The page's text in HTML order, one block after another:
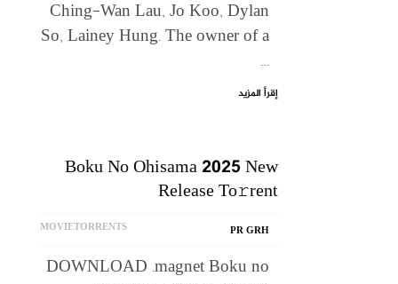
Ching-Wan Lau, Jo Koo, Dylan
So, Lainey Hung. The owner of a
…
إقرأ المزيد
Boku No Ohisama 2025 New
Release To𝚛rent
MOVIETORRENTS PR GRH
DOWNLOAD .magnet Boku no